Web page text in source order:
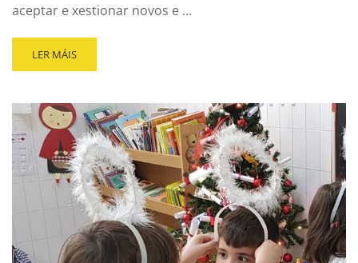
aceptar e xestionar novos e …
LER MÁIS